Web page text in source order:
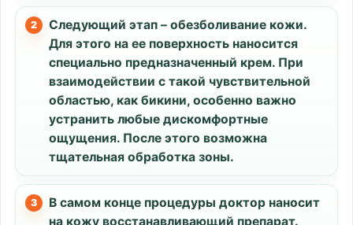
Следующий этап – обезболивание кожи.
Для этого на ее поверхность наносится
специально предназначенный крем. При
взаимодействии с такой чувствительной
областью, как бикини, особенно важно
устранить любые дискомфортные
ощущения. После этого возможна
тщательная обработка зоны.
В самом конце процедуры доктор наносит
на кожу восстанавливающий препарат.